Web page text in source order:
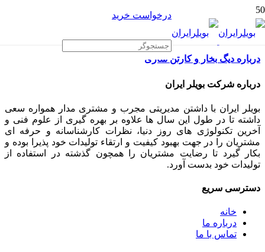
درخواست خرید
درباره دیگ بخار و کارتن سازی
درباره شرکت بویلر ایران
بویلر ایران با داشتن مدیریتی مجرب و مشتری مدار همواره سعی
داشته تا در طول این سال ها علاوه بر بهره گیری از علوم فنی و
آخرین تکنولوژی های روز دنیا، نظرات کارشناسانه و حرفه ای
مشتریان را در جهت بهبود کیفیت و ارتقاء تولیدات خود پذیرا بوده و
بکار گیرد تا رضایت مشتریان را همچون گذشته در استفاده از
تولیدات خود بدست آورد.
دسترسی سریع
خانه
درباره ما
تماس با ما